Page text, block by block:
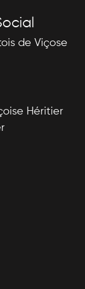
de Viçose
Héritier